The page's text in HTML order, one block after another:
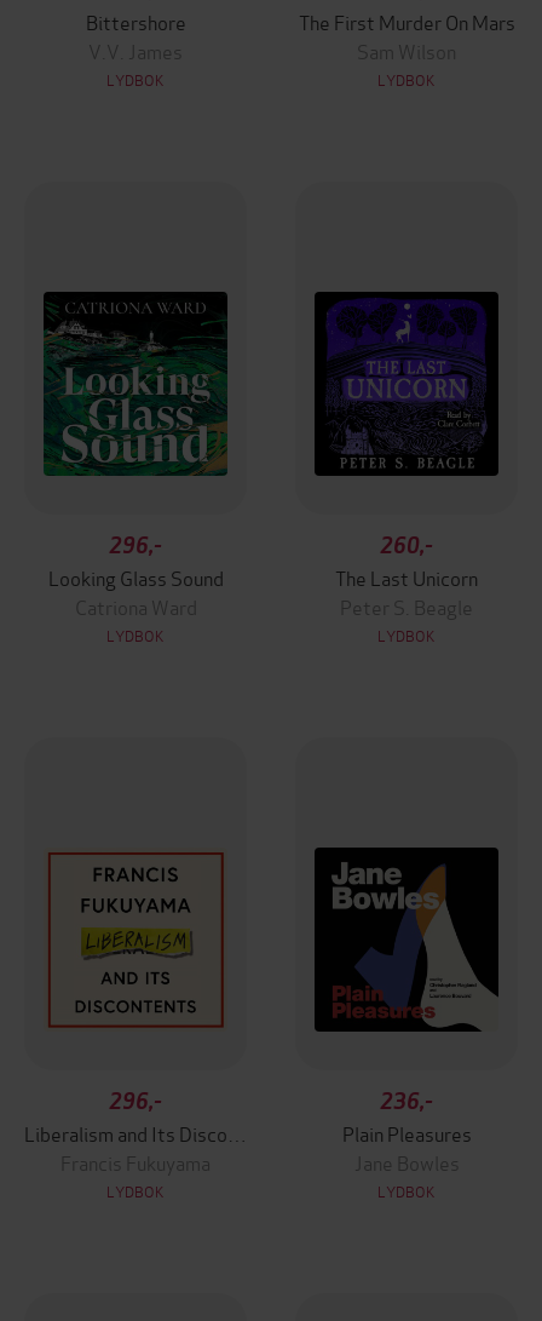
Bittershore
V.V. James
LYDBOK
The First Murder On Mars
Sam Wilson
LYDBOK
296,-
Looking Glass Sound
Catriona Ward
LYDBOK
260,-
The Last Unicorn
Peter S. Beagle
LYDBOK
296,-
Francis Fukuyama
LYDBOK
236,-
Plain Pleasures
Jane Bowles
LYDBOK